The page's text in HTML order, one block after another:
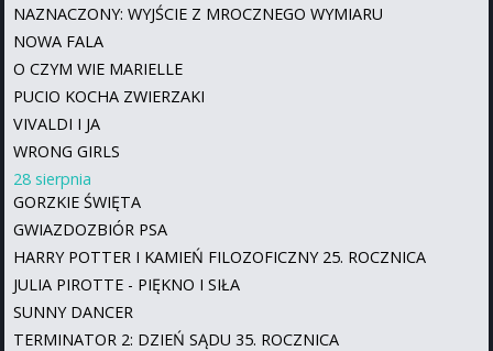
NAZNACZONY: WYJŚCIE Z MROCZNEGO WYMIARU
NOWA FALA
O CZYM WIE MARIELLE
PUCIO KOCHA ZWIERZAKI
VIVALDI I JA
WRONG GIRLS
28 sierpnia
GORZKIE ŚWIĘTA
GWIAZDOZBIÓR PSA
HARRY POTTER I KAMIEŃ FILOZOFICZNY 25. ROCZNICA
JULIA PIROTTE - PIĘKNO I SIŁA
SUNNY DANCER
TERMINATOR 2: DZIEŃ SĄDU 35. ROCZNICA